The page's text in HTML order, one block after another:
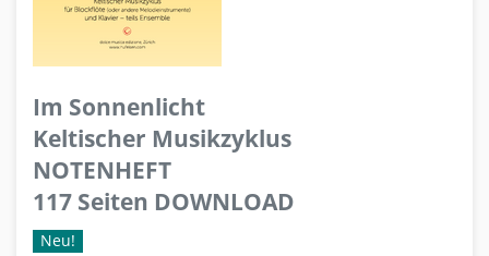
Im Sonnenlicht
Keltischer Musikzyklus
NOTENHEFT
117 Seiten DOWNLOAD
Neu!